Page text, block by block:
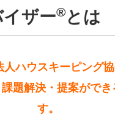
ザー® とは
人ハウスキーピング
題解決・提案がで
す。